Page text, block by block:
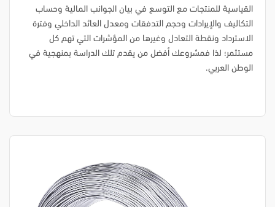
القياسية للمنتجات مع التوسع في بيان الجوانب المالية وحساب
التكاليف والإيرادات وحجم التدفقات ومعدل العائد الداخلي وفترة
الاسترداد ونقطة التعادل وغيرها من المؤشرات التي تهم كل
مستثمر؛ لذا فمشروعك أفضل من يقدم تلك الدراسة بمنهجية في
الوطن العربي.